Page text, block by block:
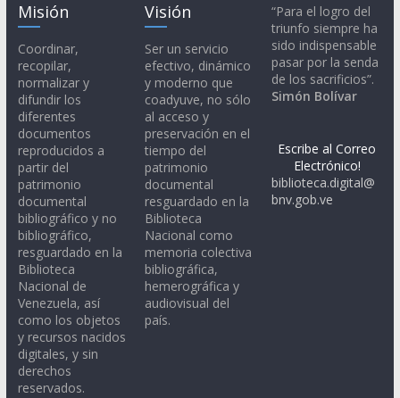
Misión
Coordinar,
recopilar,
normalizar y
difundir los
diferentes
documentos
reproducidos a
partir del
patrimonio
documental
bibliográfico y no
bibliográfico,
resguardado en la
Biblioteca
Nacional de
Venezuela, así
como los objetos
y recursos nacidos
digitales, y sin
derechos
reservados.
Visión
Ser un servicio
efectivo, dinámico
y moderno que
coadyuve, no sólo
al acceso y
preservación en el
tiempo del
patrimonio
documental
resguardado en la
Biblioteca
Nacional como
memoria colectiva
bibliográfica,
hemerográfica y
audiovisual del
país.
“Para el logro del
triunfo siempre ha
sido indispensable
pasar por la senda
de los sacrificios”.
Simón Bolívar
Escribe al Correo
Electrónico!
biblioteca.digital@
bnv.gob.ve